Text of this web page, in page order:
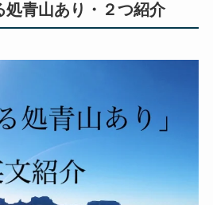
処青山あり・２つ紹介